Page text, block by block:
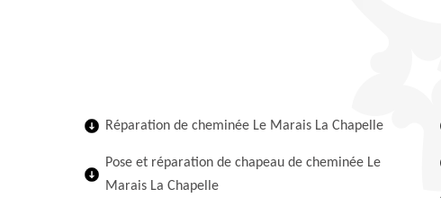
Réparation de cheminée Le Marais La Chapelle
Pose et réparation de chapeau de cheminée Le
Marais La Chapelle